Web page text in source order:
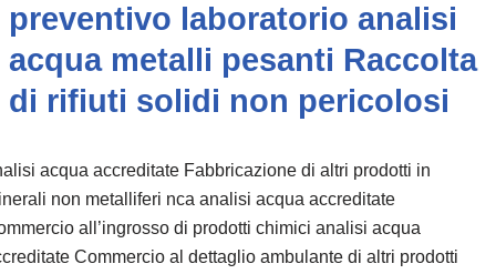
preventivo laboratorio analisi
acqua metalli pesanti Raccolta
di rifiuti solidi non pericolosi
acqua accreditate Fabbricazione di altri prodotti in
non metalliferi nca analisi acqua accreditate
all’ingrosso di prodotti chimici analisi acqua
Commercio al dettaglio ambulante di altri prodotti